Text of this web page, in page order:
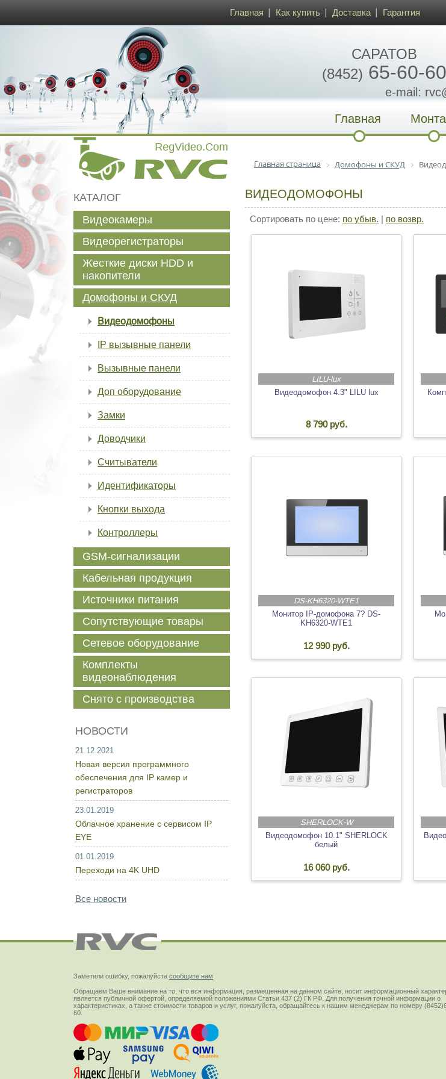
Главная Как купить Доставка Гарантия
САРАТОВ
(8452) 65-60-60
e-mail:
Главная
Главная страница Домофоны и СКУД
ВИДЕОДОМОФОНЫ
Сортировать по цене: по убыв. | по возвр.
LILU-lux
Видеодомофон 4.3" LILU lux
8 790 руб.
DS-KH6320-WTE1
Монитор IP-домофона 7? DS-
KH6320-WTE1
12 990 руб.
SHERLOCK-W
Видеодомофон 10.1" SHERLOCK
белый
16 060 руб.
КАТАЛОГ
Видеокамеры
Видеорегистраторы
Жесткие диски HDD и
накопители
Домофоны и СКУД
Видеодомофоны
IP вызывные панели
Вызывные панели
Доп оборудование
Замки
Доводчики
Считыватели
Идентификаторы
Кнопки выхода
Контроллеры
GSM-сигнализации
Кабельная продукция
Источники питания
Сопутствующие товары
Сетевое оборудование
Комплекты
видеонаблюдения
Снято с производства
НОВОСТИ
21.12.2021
Новая версия программного
обеспечения для IP камер и
регистраторов
23.01.2019
Облачное хранение с сервисом IP
EYE
01.01.2019
Переходи на 4K UHD
Все новости
Заметили ошибку, пожалуйста сообщите нам
Обращаем Ваше внимание на то, что вся информация, размещенная на данном сайте, носит информационный
является публичной офертой, определяемой положениями Статьи 437 (2) ГК РФ. Для получения точной информации о
характеристиках, а также стоимости товаров и услуг, пожалуйста, обращайтесь к нашим менеджерам по номеру
60.